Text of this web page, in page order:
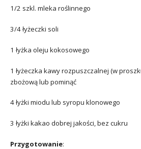
1/2 szkl. mleka roślinnego
3/4 łyżeczki soli
1 łyżka oleju kokosowego
1 łyżeczka kawy rozpuszczalnej (w
zbożową lub pominąć
4 łyżki miodu lub syropu klonowego
3 łyżki kakao dobrej jakości, bez cukru
Przygotowanie: